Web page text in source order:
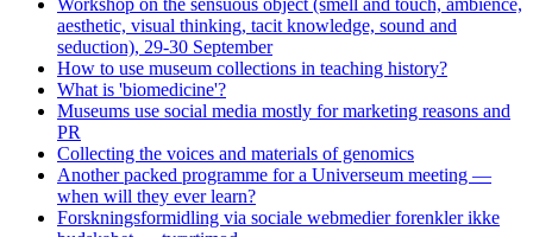
Workshop on the sensuous object (smell and touch, ambience,
aesthetic, visual thinking, tacit knowledge, sound and
seduction), 29-30 September
How to use museum collections in teaching history?
What is 'biomedicine'?
Museums use social media mostly for marketing reasons and
PR
Collecting the voices and materials of genomics
Another packed programme for a Universeum meeting —
when will they ever learn?
Forskningsformidling via sociale webmedier forenkler ikke